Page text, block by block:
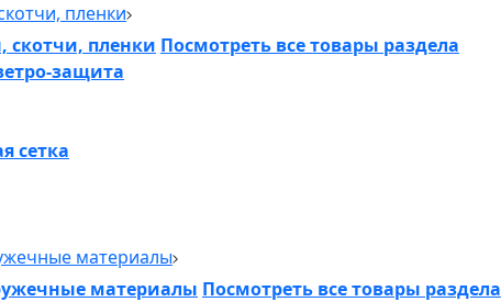
пленки
скотчи, пленки Посмотреть все товары раздела
защита
сетка
материалы
материалы Посмотреть все товары раздела